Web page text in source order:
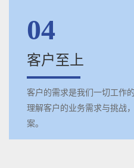
04
客户至上
客户的需求是我们一切工作
理解客户的业务需求与挑战
案。